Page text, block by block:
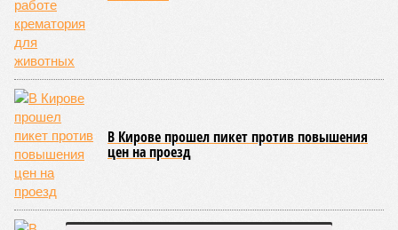
В Кирове прошел пикет против повышения
цен на проезд